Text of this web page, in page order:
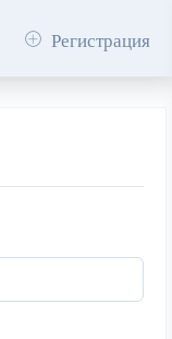
Регистрация